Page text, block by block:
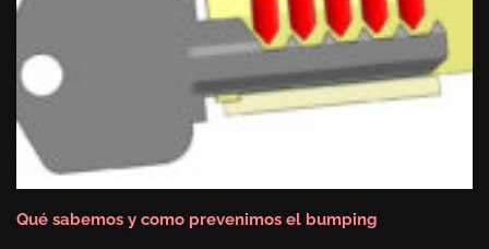
Qué sabemos y como prevenimos el bumping